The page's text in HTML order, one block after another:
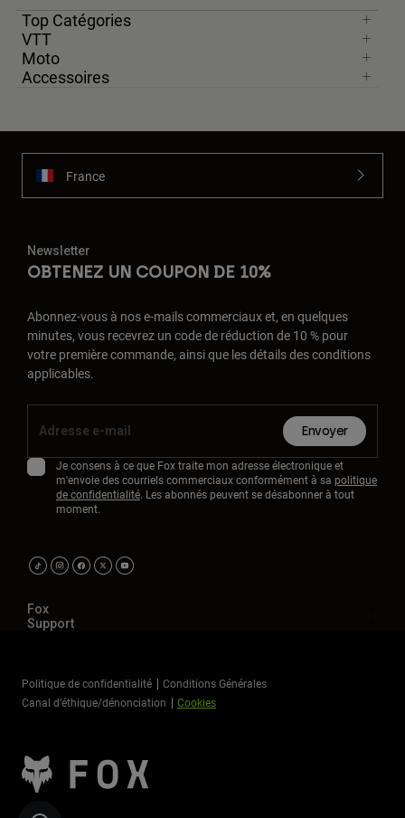
Top Catégories
VTT
Moto
Accessoires
France
Newsletter
OBTENEZ UN COUPON DE 10%
Abonnez-vous à nos e-mails commerciaux et, en quelques
minutes, vous recevrez un code de réduction de 10 % pour
votre première commande, ainsi que les détails des conditions
applicables.
Envoyer
Je consens à ce que Fox traite mon adresse électronique et
m'envoie des courriels commerciaux conformément à sa politique
de confidentialité. Les abonnés peuvent se désabonner à tout
moment.
Fox
Support
Politique de confidentialité
Conditions Générales
Canal d’éthique/dénonciation
Cookies